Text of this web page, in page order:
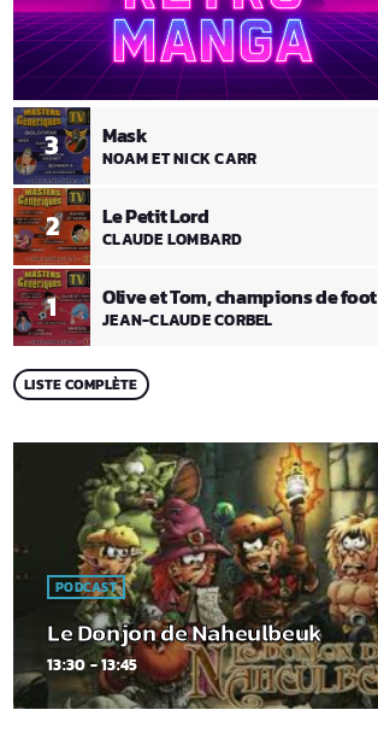
1 Olive et Tom, champions de foot
JEAN-CLAUDE CORBEL
2 Le Petit Lord
CLAUDE LOMBARD
3 Mask
NOAM ET NICK CARR
LISTE COMPLÈTE
PODCAST
Le Donjon de Naheulbeuk
13:30 - 13:45